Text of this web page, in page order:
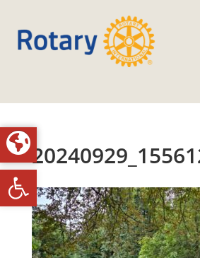
Toolbar openen